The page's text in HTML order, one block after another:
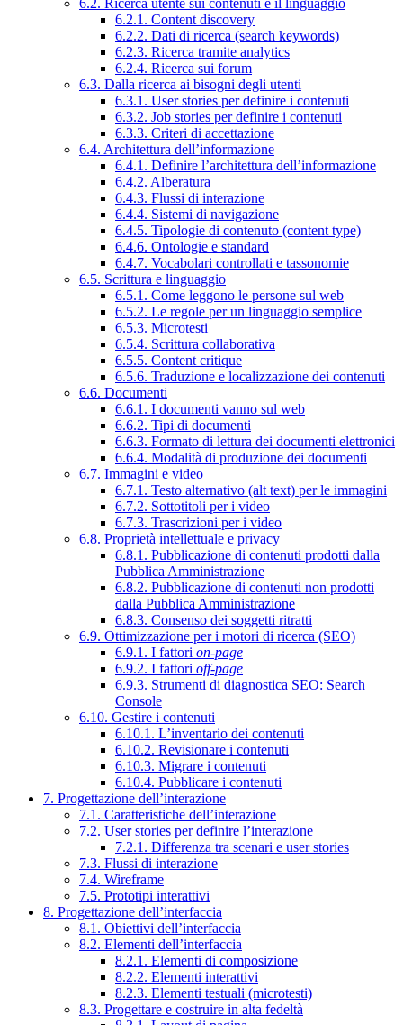
6.2.1. Content discovery
6.2.2. Dati di ricerca (search keywords)
6.2.3. Ricerca tramite analytics
6.2.4. Ricerca sui forum
6.3. Dalla ricerca ai bisogni degli utenti
6.3.1. User stories per definire i contenuti
6.3.2. Job stories per definire i contenuti
6.3.3. Criteri di accettazione
6.4. Architettura dell’informazione
6.4.1. Definire l’architettura dell’informazione
6.4.2. Alberatura
6.4.3. Flussi di interazione
6.4.4. Sistemi di navigazione
6.4.5. Tipologie di contenuto (content type)
6.4.6. Ontologie e standard
6.4.7. Vocabolari controllati e tassonomie
6.5. Scrittura e linguaggio
6.5.1. Come leggono le persone sul web
6.5.2. Le regole per un linguaggio semplice
6.5.3. Microtesti
6.5.4. Scrittura collaborativa
6.5.5. Content critique
6.5.6. Traduzione e localizzazione dei contenuti
6.6. Documenti
6.6.1. I documenti vanno sul web
6.6.2. Tipi di documenti
6.6.3. Formato di lettura dei documenti elettronici
6.6.4. Modalità di produzione dei documenti
6.7. Immagini e video
6.7.1. Testo alternativo (alt text) per le immagini
6.7.2. Sottotitoli per i video
6.7.3. Trascrizioni per i video
6.8. Proprietà intellettuale e privacy
6.8.1. Pubblicazione di contenuti prodotti dalla
Pubblica Amministrazione
6.8.2. Pubblicazione di contenuti non prodotti
dalla Pubblica Amministrazione
6.8.3. Consenso dei soggetti ritratti
6.9. Ottimizzazione per i motori di ricerca (SEO)
6.9.1. I fattori on-page
6.9.2. I fattori off-page
6.9.3. Strumenti di diagnostica SEO: Search
Console
6.10. Gestire i contenuti
6.10.1. L’inventario dei contenuti
6.10.2. Revisionare i contenuti
6.10.3. Migrare i contenuti
6.10.4. Pubblicare i contenuti
7. Progettazione dell’interazione
7.1. Caratteristiche dell’interazione
7.2. User stories per definire l’interazione
7.2.1. Differenza tra scenari e user stories
7.3. Flussi di interazione
7.4. Wireframe
7.5. Prototipi interattivi
8. Progettazione dell’interfaccia
8.1. Obiettivi dell’interfaccia
8.2. Elementi dell’interfaccia
8.2.1. Elementi di composizione
8.2.2. Elementi interattivi
8.2.3. Elementi testuali (microtesti)
8.3. Progettare e costruire in alta fedeltà